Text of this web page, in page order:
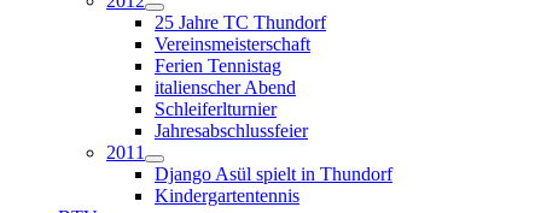
25 Jahre TC Thundorf
Vereinsmeisterschaft
Ferien Tennistag
italienscher Abend
Schleiferlturnier
Jahresabschlussfeier
2011
Django Asül spielt in Thundorf
Kindergartentennis